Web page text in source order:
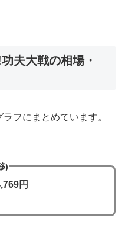
夫大戦の相場・
フにまとめています。
)
円